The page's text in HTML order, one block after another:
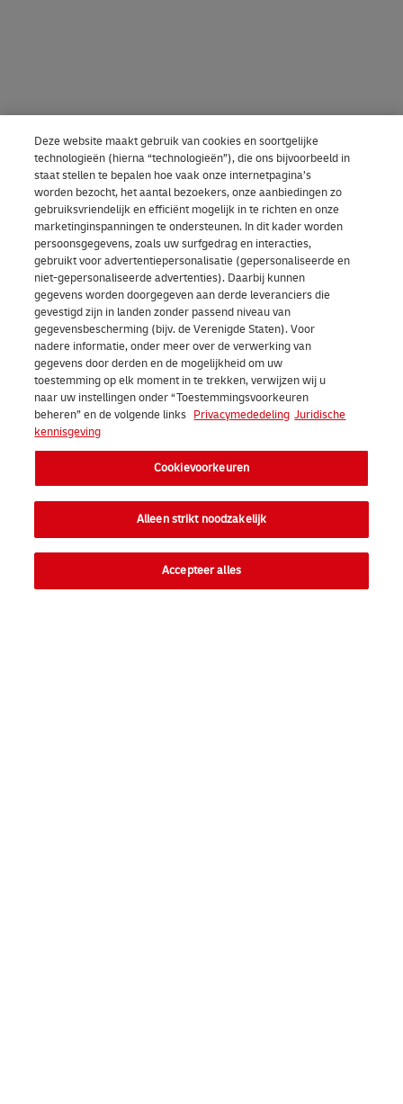
Deze website maakt gebruik van cookies en soortgelijke
technologieën (hierna “technologieën”), die ons bijvoorbeeld in
staat stellen te bepalen hoe vaak onze internetpagina’s
worden bezocht, het aantal bezoekers, onze aanbiedingen zo
gebruiksvriendelijk en efficiënt mogelijk in te richten en onze
marketinginspanningen te ondersteunen. In dit kader worden
persoonsgegevens, zoals uw surfgedrag en interacties,
gebruikt voor advertentiepersonalisatie (gepersonaliseerde en
niet-gepersonaliseerde advertenties). Daarbij kunnen
gegevens worden doorgegeven aan derde leveranciers die
gevestigd zijn in landen zonder passend niveau van
gegevensbescherming (bijv. de Verenigde Staten). Voor
nadere informatie, onder meer over de verwerking van
gegevens door derden en de mogelijkheid om uw
toestemming op elk moment in te trekken, verwijzen wij u
naar uw instellingen onder “Toestemmingsvoorkeuren
beheren” en de volgende links Privacymededeling Juridische
kennisgeving
Cookievoorkeuren
Alleen strikt noodzakelijk
Accepteer alles